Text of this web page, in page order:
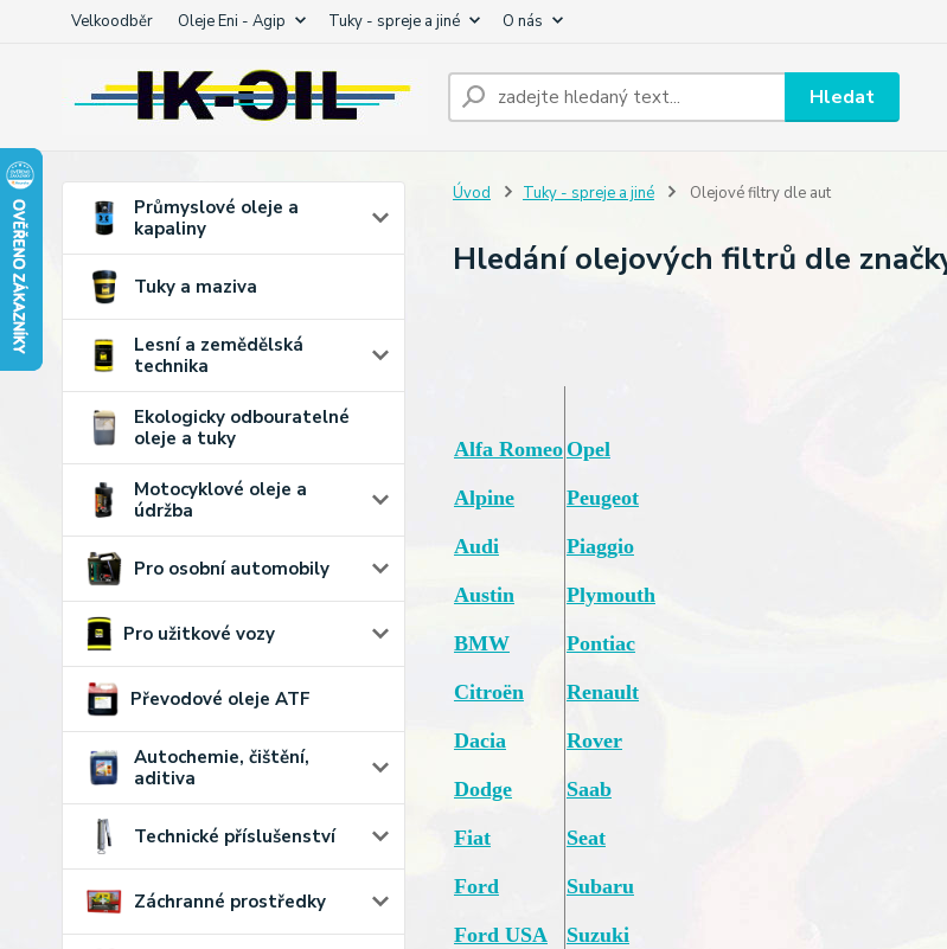
Velkoodběr Oleje Eni - Agip Tuky - spreje a jiné O nás
Hledat
Průmyslové oleje a
kapaliny
Tuky a maziva
Lesní a zemědělská
technika
Ekologicky odbouratelné
oleje a tuky
Motocyklové oleje a
údržba
Pro osobní automobily
Pro užitkové vozy
Převodové oleje ATF
Autochemie, čištění,
aditiva
Technické příslušenství
Záchranné prostředky
Úvod Tuky - spreje a jiné Olejové filtry dle aut
Hledání olejových filtrů dle
Alfa Romeo
Alpine
Audi
Austin
BMW
Citroën
Dacia
Dodge
Fiat
Ford
Ford USA
Opel
Peugeot
Piaggio
Plymouth
Pontiac
Renault
Rover
Saab
Seat
Subaru
Suzuki